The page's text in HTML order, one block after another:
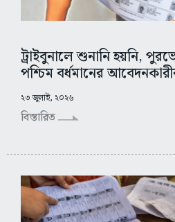
ট্রাইবুনালে শুনানি হয়নি,
পশ্চিম বর্ধমানের
২৩ জুলাই, ২০২৬
বিস্তারিত